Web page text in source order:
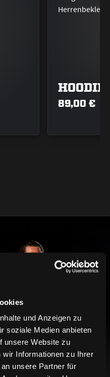
und Anzeigen zu
soziale Medien anbieten
unsere Website zu
wir Informationen zu Ihrer
unsere Partner für
HOODIE
89,00 €